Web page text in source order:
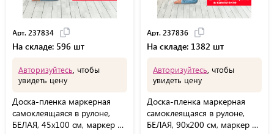
Арт. 237834
На складе: 596 шт
Авторизуйтесь , чтобы
увидеть цену
Доска-пленка маркерная
самоклеящаяся в рулоне,
БЕЛАЯ, 45х100 см, маркер и
Арт. 237836
На складе: 1382 шт
Авторизуйтесь , чтобы
увидеть цену
Доска-пленка маркерная
самоклеящаяся в рулоне,
БЕЛАЯ, 90х200 см, маркер и